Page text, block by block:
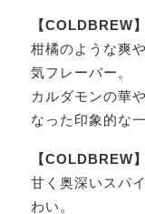
【COLDBREW
柑橘のような爽
気フレーバー。
カルダモンの華
なった印象的な
【COLDBREW
甘く奥深いスパ
わい。